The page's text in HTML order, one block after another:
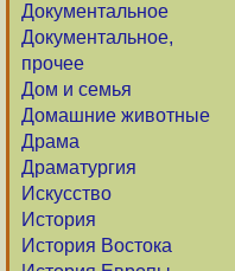
Документальное
Документальное,
прочее
Дом и семья
Домашние животные
Драма
Драматургия
Искусство
История
История Востока